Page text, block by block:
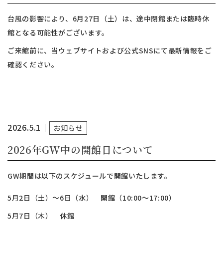
台風の影響により、6月27日（土）は、途中閉館または臨時休
館となる可能性がございます。
ご来館前に、当ウェブサイトおよび公式SNSにて最新情報をご
確認ください。
2026.5.1 ｜ お知らせ
2026年GW中の開館日について
GW期間は以下のスケジュールで開館いたします。
5月2日（土）～6日（水） 開館（10:00～17:00）
5月7日（木） 休館